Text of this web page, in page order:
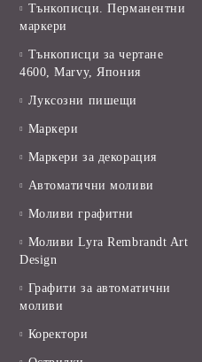
Тънкописци. Перманентни
маркери
Тънкописци за чертане
4600, Marvy, Япония
Луксозни пишещи
Маркери
Маркери за декорация
Автоматични моливи
Моливи графитни
Моливи Lyra Rembrandt Art
Design
Графити за автоматични
моливи
Коректори